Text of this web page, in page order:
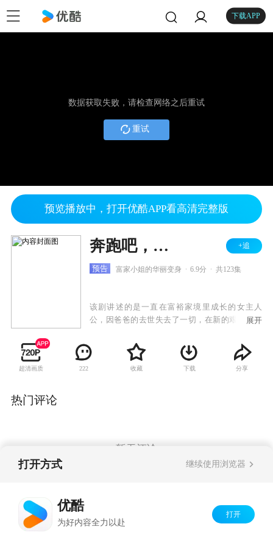
下载APP
数据获取失败，请检查网络之后重试
重试
预览播放中，打开优酷APP看高清完整版
奔跑吧，玫瑰 +追
预告 富家小姐的华丽变身 6.9分 共123集
该剧讲述的是一直在富裕家境里成长的女主人
公，因爸爸的去世失去了一切，在新的艰难环境
司会长的孙子皇太子展开了一段浪漫的爱情之
旅……
展开
超清画质 222 收藏 下载 分享
热门评论
暂无评论
打开方式 继续使用浏览器
优酷
为好内容全力以赴
打开